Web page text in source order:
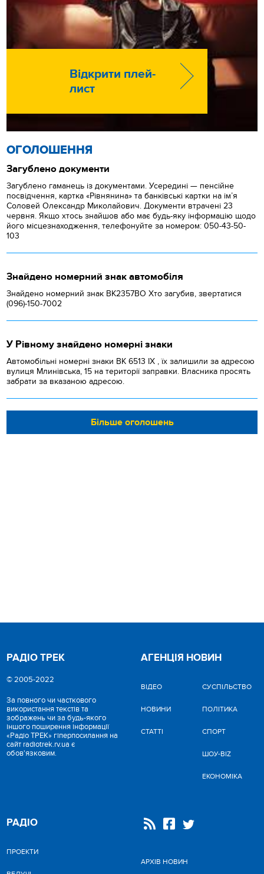
Відкрити плей-
лист
ОГОЛОШЕННЯ
Загублено документи
Загублено гаманець із документами. Усередині — пенсійне
посвідчення, картка «Рівнянина» та банківські картки на ім’я
Соловей Олександр Миколайович. Документи втрачені 23
червня. Якщо хтось знайшов або має будь-яку інформацію щодо
його місцезнаходження, телефонуйте за номером: 050-43-50-
103
Знайдено номерний знак автомобіля
Знайдено номерний знак ВК2357ВО Хто загубив, звертатися
(096)-150-7002
У Рівному знайдено номерні знаки
Автомобільні номерні знаки BK 6513 IX , їх залишили за адресою
вулиця Млинівська, 15 на території заправки. Власника просять
забрати за вказаною адресою.
Більше оголошень
РАДІО ТРЕК
© 2005-2022
За повного чи часткового
використання текстів та
зображень чи за будь-якого
іншого поширення інформації
«Радіо ТРЕК» гіперпосилання на
сайт radiotrek.rv.ua є
обов'язковим.
АГЕНЦІЯ НОВИН
ВІДЕО
НОВИНИ
СТАТТІ
CУСПІЛЬСТВО
ПОЛІТИКА
СПОРТ
ШОУ-BIZ
ЕКОНОМІКА
РАДІО
ПРОЕКТИ
АРХІВ НОВИН